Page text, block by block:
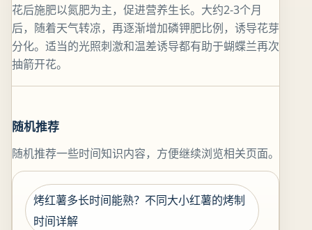
花后施肥以氮肥为主，促进营养生长。大约2-3个月
后，随着天气转凉，再逐渐增加磷钾肥比例，诱导花芽
分化。适当的光照刺激和温差诱导都有助于蝴蝶兰再次
抽箭开花。
随机推荐
随机推荐一些时间知识内容，方便继续浏览相关页面。
烤红薯多长时间能熟？不同大小红薯的烤制
时间详解